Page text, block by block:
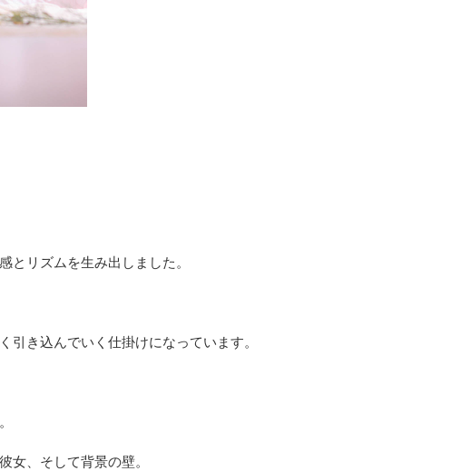
リズムを生み出しました。
き込んでいく仕掛けになっています。
、そして背景の壁。